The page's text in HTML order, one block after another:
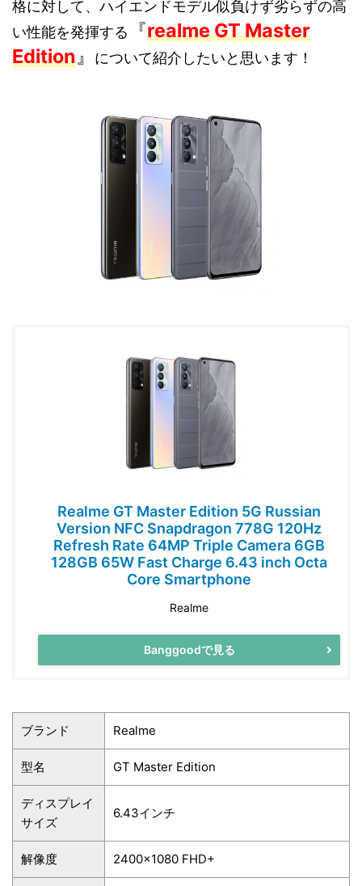
格に対して、ハイエンドモデル似負けず劣らずの高
い性能を発揮する
『realme GT Master
Edition』 について紹介したいと思います！
Realme GT Master Edition 5G Russian
Version NFC Snapdragon 778G 120Hz
Refresh Rate 64MP Triple Camera 6GB
128GB 65W Fast Charge 6.43 inch Octa
Core Smartphone
Realme
Banggoodで見る
ブランド Realme
型名 GT Master Edition
ディスプレイ
サイズ
6.43インチ
解像度 2400×1080 FHD+